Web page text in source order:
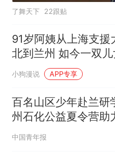
了舞天下 22跟贴
91岁阿姨从上海支援
北到兰州 如今一双儿女成
了她的遗
小狗漫说 APP专享
百名山区少年赴兰研
州石化公益夏令营助
村学子筑梦
中国青年报